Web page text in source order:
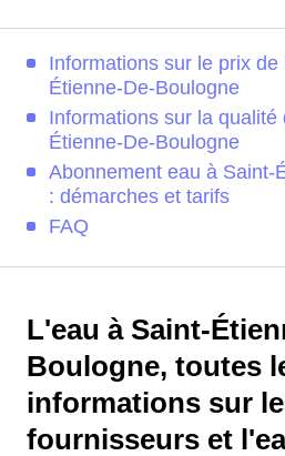
Informations sur le prix de
Étienne-De-Boulogne
Informations sur la qualité
Étienne-De-Boulogne
Abonnement eau à Saint-
: démarches et tarifs
FAQ
L'eau à Saint-
Boulogne, toutes
informations sur
fournisseurs et